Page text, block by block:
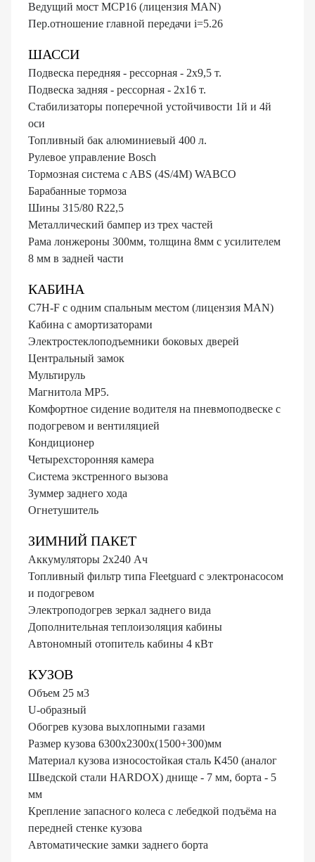
Ведущий мост MCP16 (лицензия MAN)
Пер.отношение главной передачи i=5.26
ШАССИ
Подвеска передняя - рессорная - 2х9,5 т.
Подвеска задняя - рессорная - 2х16 т.
Стабилизаторы поперечной устойчивости 1й и 4й
оси
Топливный бак алюминиевый 400 л.
Рулевое управление Bosch
Тормозная система c ABS (4S/4M) WABCO
Барабанные тормоза
Шины 315/80 R22,5
Металлический бампер из трех частей
Рама лонжероны 300мм, толщина 8мм с усилителем
8 мм в задней части
КАБИНА
C7H-F с одним спальным местом (лицензия MAN)
Кабина с амортизаторами
Электростеклоподъемники боковых дверей
Центральный замок
Мультируль
Магнитола MP5.
Комфортное сидение водителя на пневмоподвеске с
подогревом и вентиляцией
Кондиционер
Четырехсторонняя камера
Система экстренного вызова
Зуммер заднего хода
Огнетушитель
ЗИМНИЙ ПАКЕТ
Аккумуляторы 2х240 Ач
Топливный фильтр типа Fleetguard с электронасосом
и подогревом
Электроподогрев зеркал заднего вида
Дополнительная теплоизоляция кабины
Автономный отопитель кабины 4 кВт
КУЗОВ
Объем 25 м3
U-образный
Обогрев кузова выхлопными газами
Размер кузова 6300х2300х(1500+300)мм
Материал кузова износостойкая сталь К450 (аналог
Шведской стали HARDOX) днище - 7 мм, борта - 5
мм
Крепление запасного колеса с лебедкой подъёма на
передней стенке кузова
Автоматические замки заднего борта